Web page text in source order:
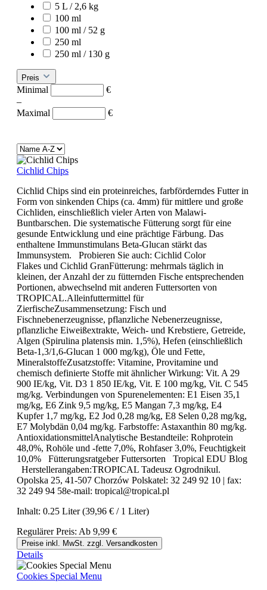
5 L / 2,6 kg
100 ml
100 ml / 52 g
250 ml
250 ml / 130 g
Preis
Minimal
€
–
Maximal
€
Cichlid Chips
Cichlid Chips sind ein proteinreiches, farbförderndes Futter in
Form von sinkenden Chips (ca. 4mm) für mittlere und große
Cichliden, einschließlich vieler Arten von Malawi-
Buntbarschen. Die systematische Fütterung sorgt für eine
gesunde Entwicklung und eine prächtige Färbung. Das
enthaltene Immunstimulans Beta-Glucan stärkt das
Immunsystem. Probieren Sie auch: Cichlid Color
Flakes und Cichlid GranFütterung: mehrmals täglich in
kleinen, der Anzahl der zu fütternden Fische entsprechenden
Portionen, abwechselnd mit anderen Futtersorten von
TROPICAL.Alleinfuttermittel für
ZierfischeZusammensetzung: Fisch und
Fischnebenerzeugnisse, pflanzliche Nebenerzeugnisse,
pflanzliche Eiweißextrakte, Weich- und Krebstiere, Getreide,
Algen (Spirulina platensis min. 1,5%), Hefen (einschließlich
Beta-1,3/1,6-Glucan 1 000 mg/kg), Öle und Fette,
MineralstoffeZusatzstoffe: Vitamine, Provitamine und
chemisch definierte Stoffe mit ähnlicher Wirkung: Vit. A 29
900 IE/kg, Vit. D3 1 850 IE/kg, Vit. E 100 mg/kg, Vit. C 545
mg/kg. Verbindungen von Spurenelementen: E1 Eisen 35,1
mg/kg, E6 Zink 9,5 mg/kg, E5 Mangan 7,3 mg/kg, E4
Kupfer 1,7 mg/kg, E2 Jod 0,28 mg/kg, E8 Selen 0,28 mg/kg,
E7 Molybdän 0,04 mg/kg. Farbstoffe: Astaxanthin 80 mg/kg.
AntioxidationsmittelAnalytische Bestandteile: Rohprotein
48,0%, Rohöle und -fette 7,0%, Rohfaser 3,0%, Feuchtigkeit
10,0% Fütterungsratgeber Futtersorten Tropical EDU Blog
Herstellerangaben:TROPICAL Tadeusz Ogrodnikul.
Opolska 25, 41-507 Chorzów Polskatel: 32 249 92 10 | fax:
32 249 94 58e-mail: tropical@tropical.pl
Inhalt: 0.25 Liter(39,96 € / 1 Liter)
Regulärer Preis: Ab 9,99 €
Preise inkl. MwSt. zzgl. Versandkosten
Details
Cookies Special Menu